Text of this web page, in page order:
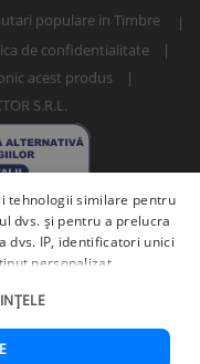
populare in Timbre
de confidentialitate
acest produs
S.R.L.
tehnologii similare pentru
dvs. și pentru a prelucra
dvs. IP, identificatori unici
personalizat,
pot, de asemenea,
inclusiv folosind date
dispozitivului. Opțiunile